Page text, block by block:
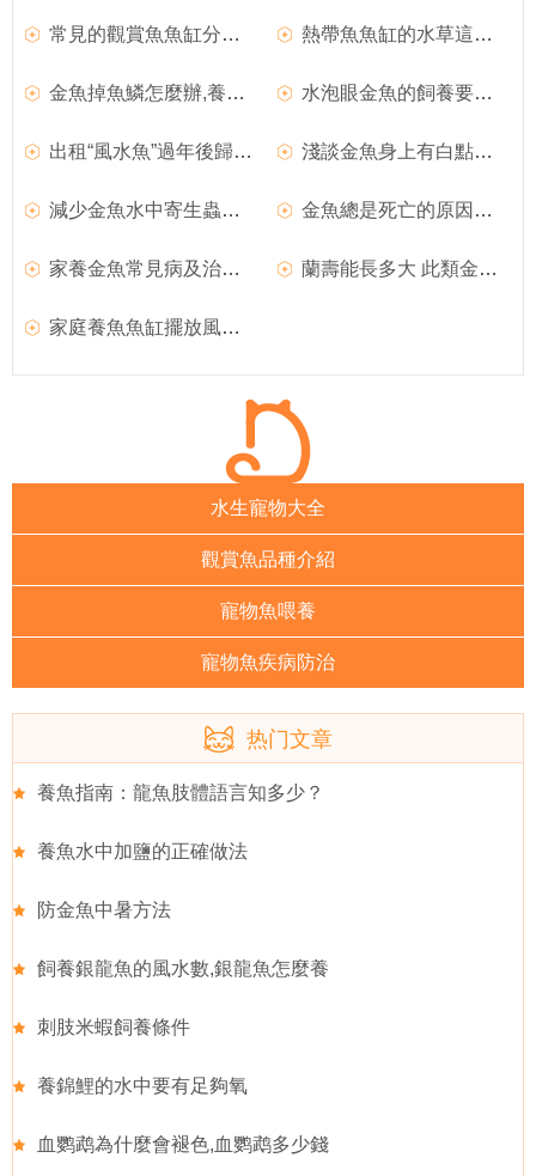
常見的觀賞魚魚缸分類,如何科學地養殖觀賞魚 熱帶魚魚缸的水草這麼配置
金魚掉魚鱗怎麼辦,養幾條金魚過新年 水泡眼金魚的飼養要點,水泡眼金魚的選購要點
出租“風水魚”過年後歸還,金魚為什麼稱為“風水魚” 淺談金魚身上有白點是怎麼回事?
減少金魚水中寄生蟲的方法 金魚總是死亡的原因有哪些
家養金魚常見病及治療方法介紹 蘭壽能長多大 此類金魚的壽命比較短
家庭養魚魚缸擺放風水 要擺在客廳中的吉位
水生寵物大全
觀賞魚品種介紹
寵物魚喂養
寵物魚疾病防治
热门文章
養魚指南：龍魚肢體語言知多少？
養魚水中加鹽的正確做法
防金魚中暑方法
飼養銀龍魚的風水數,銀龍魚怎麼養
刺肢米蝦飼養條件
養錦鯉的水中要有足夠氧
血鹦鹉為什麼會褪色,血鹦鹉多少錢